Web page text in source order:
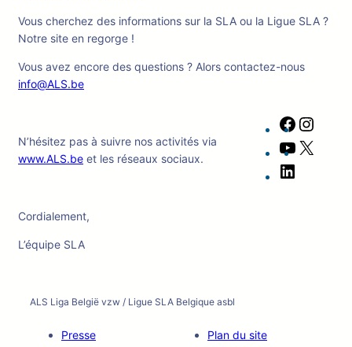
Vous cherchez des informations sur la SLA ou la Ligue SLA ?
Notre site en regorge !
Vous avez encore des questions ? Alors contactez-nous
info@ALS.be
N’hésitez pas à suivre nos activités via
www.ALS.be et les réseaux sociaux.
Facebook
YouTube
Cordialement,
L’équipe SLA
ALS Liga België vzw / Ligue SLA Belgique asbl
Presse
Plan du site